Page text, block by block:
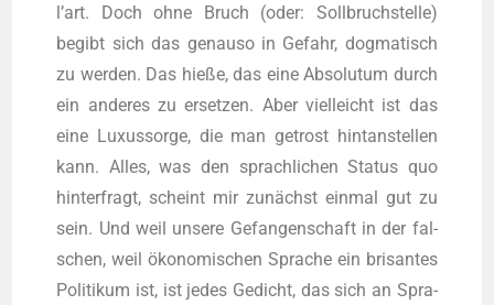
l’art. Doch ohne Bruch (oder: Soll­bruch­stel­le)
begibt sich das genau­so in Gefahr, dog­ma­tisch
zu wer­den. Das hie­ße, das eine Abso­lu­tum durch
ein ande­res zu erset­zen. Aber viel­leicht ist das
eine Luxus­sor­ge, die man getrost hint­an­stel­len
kann. Alles, was den sprach­li­chen Sta­tus quo
hin­ter­fragt, scheint mir zunächst ein­mal gut zu
sein. Und weil unse­re Gefan­gen­schaft in der fal­
schen, weil öko­no­mi­schen Spra­che ein bri­san­tes
Poli­ti­kum ist, ist jedes Gedicht, das sich an Spra­